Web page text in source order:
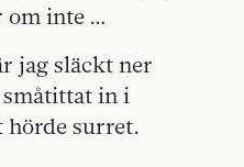
om inte …
jag släckt ner
in i
hörde surret.